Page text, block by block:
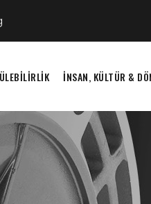
İNSAN, KÜLTÜR &